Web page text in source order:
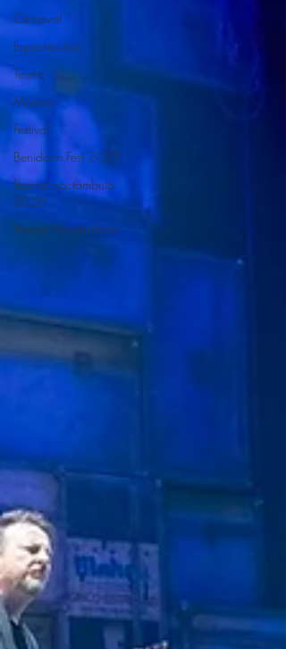
Carnaval
Espectáculos
Teatro
Música
Festival
Benidorm Fest 2025
Festival noctámbula
2026
Festival Noctámbula